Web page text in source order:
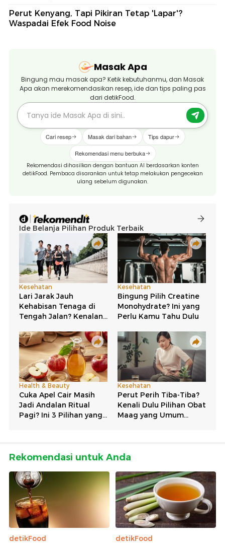
Perut Kenyang, Tapi Pikiran Tetap 'Lapar'?
Waspadai Efek Food Noise
Masak Apa
Bingung mau masak apa? Ketik kebutuhanmu, dan Masak
Apa akan merekomendasikan resep, ide dan tips paling pas
dari detikFood.
Cari resep Masak dari bahan Tips dapur
Rekomendasi menu berbuka
Rekomendasi dihasilkan dengan bantuan AI berdasarkan konten
detikFood. Pembaca disarankan untuk tetap melakukan pengecekan
ulang sebelum digunakan.
Rekomendasi untuk Anda
detikFood
detikFood